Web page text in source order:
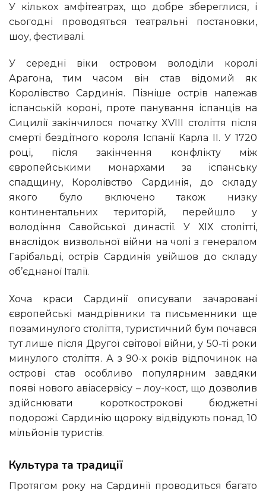
У кількох амфітеатрах, що добре збереглися, і
сьогодні проводяться театральні постановки,
шоу, фестивалі.
У середні віки островом володіли королі
Арагона, тим часом він став відомий як
Королівство Сардинія. Пізніше острів належав
іспанській короні, проте панування іспанців на
Сицилії закінчилося початку XVIII століття після
смерті бездітного короля Іспанії Карла II. У 1720
році, після закінчення конфлікту між
європейськими монархами за іспанську
спадщину, Королівство Сардинія, до складу
якого було включено також низку
континентальних територій, перейшло у
володіння Савойської династії. У ХІХ столітті,
внаслідок визвольної війни на чолі з генералом
Гарібальді, острів Сардинія увійшов до складу
об’єднаної Італії.
Хоча краси Сардинії описували зачаровані
європейські мандрівники та письменники ще
позаминулого століття, туристичний бум почався
тут лише після Другої світової війни, у 50-ті роки
минулого століття. А з 90-х років відпочинок на
острові став особливо популярним завдяки
появі нового авіасервісу – лоу-кост, що дозволив
здійснювати короткострокові бюджетні
подорожі. Сардинію щороку відвідують понад 10
мільйонів туристів.
Культура та традиції
Протягом року на Сардинії проводиться багато